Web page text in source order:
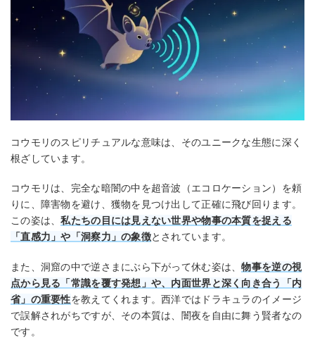
コウモリのスピリチュアルな意味は、そのユニークな生態に深く
根ざしています。
コウモリは、完全な暗闇の中を超音波（エコロケーション）を頼
りに、障害物を避け、獲物を見つけ出して正確に飛び回ります。
この姿は、私たちの目には見えない世界や物事の本質を捉える
「直感力」や「洞察力」の象徴とされています。
また、洞窟の中で逆さまにぶら下がって休む姿は、物事を逆の視
点から見る「常識を覆す発想」や、内面世界と深く向き合う「内
省」の重要性を教えてくれます。西洋ではドラキュラのイメージ
で誤解されがちですが、その本質は、闇夜を自由に舞う賢者なの
です。